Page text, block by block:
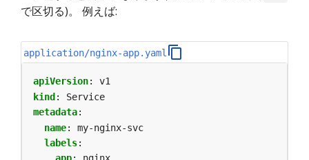
で区切る)。 例えば:
application/nginx-app.yaml
apiVersion:
v1
kind :
Service
metadata:
name:
my-nginx-svc
labels: